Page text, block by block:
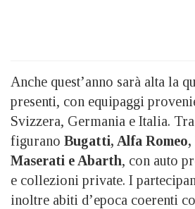
Anche quest’anno sarà alta la
presenti, con equipaggi
Svizzera, Germania e Italia.
figurano Bugatti, Alfa
Maserati e Abarth, con auto
e collezioni private. I
inoltre abiti d’epoca coerenti